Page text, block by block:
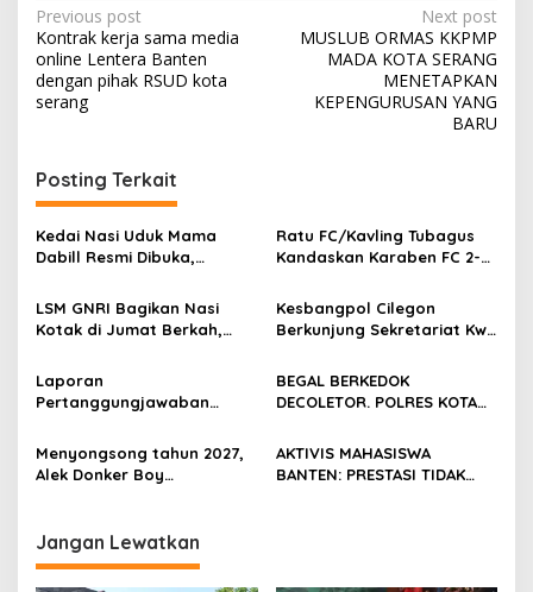
Post
navigation
Previous post
Kontrak kerja sama media
online Lentera Banten
dengan pihak RSUD kota
serang
Next post
MUSLUB ORMAS KKPMP
MADA KOTA SERANG
MENETAPKAN
KEPENGURUSAN YANG
BARU
Posting Terkait
Kedai Nasi Uduk Mama
Dabill Resmi Dibuka,
dengan Harga Ekonomis
Ratu FC/Kavling Tubagus
Kandaskan Karaben FC 2-0:
Kebersamaan Warga
Sindang Heula
LSM GNRI Bagikan Nasi
Kotak di Jumat Berkah,
Kesbangpol Cilegon
Berkunjung Sekretariat Kwri
Kemitraan yang kokoh
Laporan
Pertanggungjawaban
Panitia Milad KKPMP ke-15
Resmi Ditutup
BEGAL BERKEDOK
DECOLETOR. POLRES KOTA
TEGAS
Menyongsong tahun 2027,
Alek Donker Boy
seluruh jajaran untuk terus
meningkatkan
AKTIVIS MAHASISWA
BANTEN: PRESTASI TIDAK
Jangan Lewatkan